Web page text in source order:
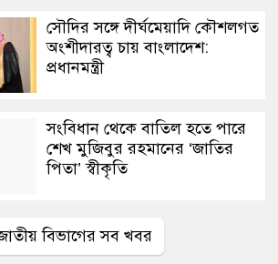
সৌদির সঙ্গে দীর্ঘমেয়াদি কৌশলগত
অংশীদারত্ব চায় বাংলাদেশ:
প্রধানমন্ত্রী
সংবিধান থেকে বাতিল হতে পারে
শেখ মুজিবুর রহমানের ‘জাতির
পিতা’ স্বীকৃতি
বিভাগের সব খবর